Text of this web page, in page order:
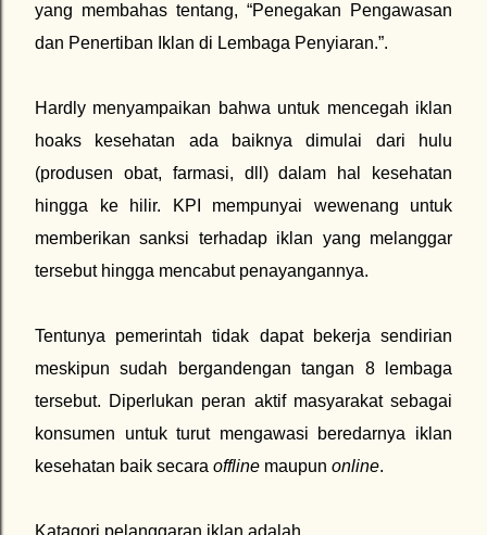
yang membahas tentang, “Penegakan Pengawasan
dan Penertiban Iklan di Lembaga Penyiaran.”.
Hardly menyampaikan bahwa untuk mencegah iklan
hoaks kesehatan ada baiknya dimulai dari hulu
(produsen obat, farmasi, dll) dalam hal kesehatan
hingga ke hilir. KPI mempunyai wewenang untuk
memberikan sanksi terhadap iklan yang melanggar
tersebut hingga mencabut penayangannya.
Tentunya pemerintah tidak dapat bekerja sendirian
meskipun sudah bergandengan tangan 8 lembaga
tersebut. Diperlukan peran aktif masyarakat sebagai
konsumen untuk turut mengawasi beredarnya iklan
kesehatan baik secara offline maupun online.
Katagori pelanggaran iklan adalah